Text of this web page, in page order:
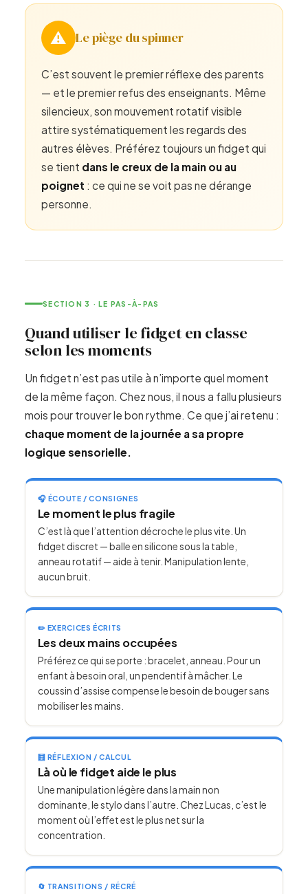
⚠️ Le piège du spinner
C’est souvent le premier réflexe des parents
— et le premier refus des enseignants. Même
silencieux, son mouvement rotatif visible
attire systématiquement les regards des
autres élèves. Préférez toujours un fidget qui
se tient dans le creux de la main ou au
poignet : ce qui ne se voit pas ne dérange
personne.
SECTION 3 · LE PAS-À-PAS
Quand utiliser le fidget en classe
selon les moments
Un fidget n’est pas utile à n’importe quel moment
de la même façon. Chez nous, il nous a fallu plusieurs
mois pour trouver le bon rythme. Ce que j’ai retenu :
chaque moment de la journée a sa propre
logique sensorielle.
🎧 ÉCOUTE / CONSIGNES
Le moment le plus fragile
C’est là que l’attention décroche le plus vite. Un
fidget discret — balle en silicone sous la table,
anneau rotatif — aide à tenir. Manipulation lente,
aucun bruit.
✏️ EXERCICES ÉCRITS
Les deux mains occupées
Préférez ce qui se porte : bracelet, anneau. Pour un
enfant à besoin oral, un pendentif à mâcher. Le
coussin d’assise compense le besoin de bouger sans
mobiliser les mains.
🧮 RÉFLEXION / CALCUL
Là où le fidget aide le plus
Une manipulation légère dans la main non
dominante, le stylo dans l’autre. Chez Lucas, c’est le
moment où l’effet est le plus net sur la
concentration.
🔄 TRANSITIONS / RÉCRÉ